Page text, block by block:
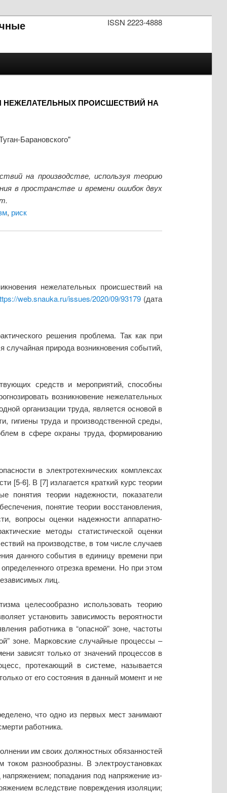
ISSN 2223-4888
НЕЖЕЛАТЕЛЬНЫХ ПРОИСШЕСТВИЙ НА
Барановского"
на производстве, используя теорию
в пространстве и времени ошибок двух
, риск
нежелательных происшествий на
web.snauka.ru/issues/2020/09/93179(дата
решения проблема. Так как при
случайная природа возникновения событий,
средств и мероприятий, способны
возникновение нежелательных
организации труда, является основой в
гигиены труда и производственной среды,
в сфере охраны труда, формированию
в электротехнических комплексах
[5-6]. В [7] излагается краткий курс теории
понятия теории надежности, показатели
понятие теории восстановления,
вопросы оценки надежности аппаратно-
методы статистической оценки
на производстве, в том числе случаев
данного события в единицу времени при
отрезка времени. Но при этом
лиц.
целесообразно использовать теорию
установить зависимость вероятности
работника в “опасной” зоне, частоты
зоне. Марковские случайные процессы –
зависят только от значений процессов в
протекающий в системе, называется
от его состояния в данный момент и не
что одно из первых мест занимают
работника.
им своих должностных обязанностей
разнообразны. В электроустановках
попадания под напряжение из-
вследствие повреждения изоляции;